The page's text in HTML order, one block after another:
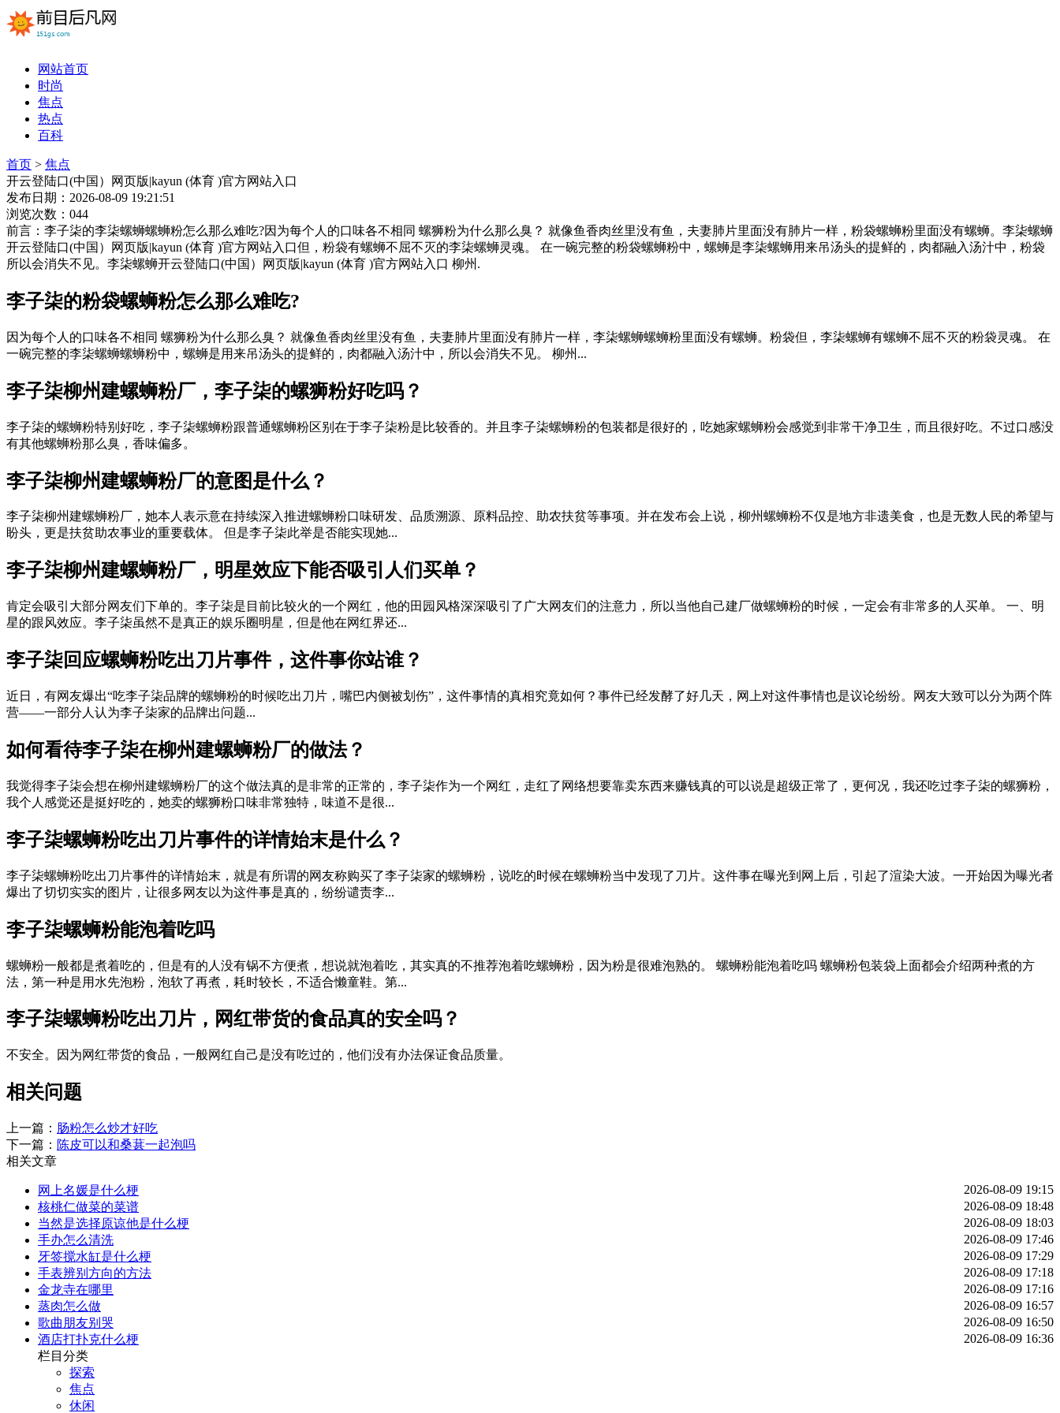
网站首页
时尚
焦点
热点
百科
首页 > 焦点
开云登陆口(中国）网页版|kayun (体育 )官方网站入口
发布日期：2026-08-09 19:21:51
浏览次数：044
前言：李子柒的李柒螺蛳螺蛳粉怎么那么难吃?因为每个人的口味各不相同 螺狮粉为什么那么臭？ 就像鱼香肉丝里没有鱼，夫妻肺片里面没有肺片一样，粉袋螺蛳粉里面没有螺蛳。李柒螺蛳
开云登陆口(中国）网页版|kayun (体育 )官方网站入口但，粉袋有螺蛳不屈不灭的李柒螺蛳灵魂。 在一碗完整的粉袋螺蛳粉中，螺蛳是李柒螺蛳用来吊汤头的提鲜的，肉都融入汤汁中，粉袋
所以会消失不见。李柒螺蛳开云登陆口(中国）网页版|kayun (体育 )官方网站入口 柳州.
李子柒的粉袋螺蛳粉怎么那么难吃?
因为每个人的口味各不相同 螺狮粉为什么那么臭？ 就像鱼香肉丝里没有鱼，夫妻肺片里面没有肺片一样，李柒螺蛳螺蛳粉里面没有螺蛳。粉袋但，李柒螺蛳有螺蛳不屈不灭的粉袋灵魂。 在
一碗完整的李柒螺蛳螺蛳粉中，螺蛳是用来吊汤头的提鲜的，肉都融入汤汁中，所以会消失不见。 柳州...
李子柒柳州建螺蛳粉厂，李子柒的螺狮粉好吃吗？
李子柒的螺蛳粉特别好吃，李子柒螺蛳粉跟普通螺蛳粉区别在于李子柒粉是比较香的。并且李子柒螺蛳粉的包装都是很好的，吃她家螺蛳粉会感觉到非常干净卫生，而且很好吃。不过口感没
有其他螺蛳粉那么臭，香味偏多。
李子柒柳州建螺蛳粉厂的意图是什么？
李子柒柳州建螺蛳粉厂，她本人表示意在持续深入推进螺蛳粉口味研发、品质溯源、原料品控、助农扶贫等事项。并在发布会上说，柳州螺蛳粉不仅是地方非遗美食，也是无数人民的希望与
盼头，更是扶贫助农事业的重要载体。 但是李子柒此举是否能实现她...
李子柒柳州建螺蛳粉厂，明星效应下能否吸引人们买单？
肯定会吸引大部分网友们下单的。李子柒是目前比较火的一个网红，他的田园风格深深吸引了广大网友们的注意力，所以当他自己建厂做螺蛳粉的时候，一定会有非常多的人买单。 一、明
星的跟风效应。李子柒虽然不是真正的娱乐圈明星，但是他在网红界还...
李子柒回应螺蛳粉吃出刀片事件，这件事你站谁？
近日，有网友爆出“吃李子柒品牌的螺蛳粉的时候吃出刀片，嘴巴内侧被划伤”，这件事情的真相究竟如何？事件已经发酵了好几天，网上对这件事情也是议论纷纷。网友大致可以分为两个阵
营——一部分人认为李子柒家的品牌出问题...
如何看待李子柒在柳州建螺蛳粉厂的做法？
我觉得李子柒会想在柳州建螺蛳粉厂的这个做法真的是非常的正常的，李子柒作为一个网红，走红了网络想要靠卖东西来赚钱真的可以说是超级正常了，更何况，我还吃过李子柒的螺狮粉，
我个人感觉还是挺好吃的，她卖的螺狮粉口味非常独特，味道不是很...
李子柒螺蛳粉吃出刀片事件的详情始末是什么？
李子柒螺蛳粉吃出刀片事件的详情始末，就是有所谓的网友称购买了李子柒家的螺蛳粉，说吃的时候在螺蛳粉当中发现了刀片。这件事在曝光到网上后，引起了渲染大波。一开始因为曝光者
爆出了切切实实的图片，让很多网友以为这件事是真的，纷纷谴责李...
李子柒螺蛳粉能泡着吃吗
螺蛳粉一般都是煮着吃的，但是有的人没有锅不方便煮，想说就泡着吃，其实真的不推荐泡着吃螺蛳粉，因为粉是很难泡熟的。 螺蛳粉能泡着吃吗 螺蛳粉包装袋上面都会介绍两种煮的方
法，第一种是用水先泡粉，泡软了再煮，耗时较长，不适合懒童鞋。第...
李子柒螺蛳粉吃出刀片，网红带货的食品真的安全吗？
不安全。因为网红带货的食品，一般网红自己是没有吃过的，他们没有办法保证食品质量。
相关问题
上一篇： 肠粉怎么炒才好吃
下一篇： 陈皮可以和桑葚一起泡吗
相关文章
网上名媛是什么梗
2026-08-09 19:15
核桃仁做菜的菜谱
2026-08-09 18:48
当然是选择原谅他是什么梗
2026-08-09 18:03
手办怎么清洗
2026-08-09 17:46
牙签搅水缸是什么梗
2026-08-09 17:29
手表辨别方向的方法
2026-08-09 17:18
金龙寺在哪里
2026-08-09 17:16
蒸肉怎么做
2026-08-09 16:57
歌曲朋友别哭
2026-08-09 16:50
酒店打扑克什么梗
2026-08-09 16:36
栏目分类
探索
焦点
休闲